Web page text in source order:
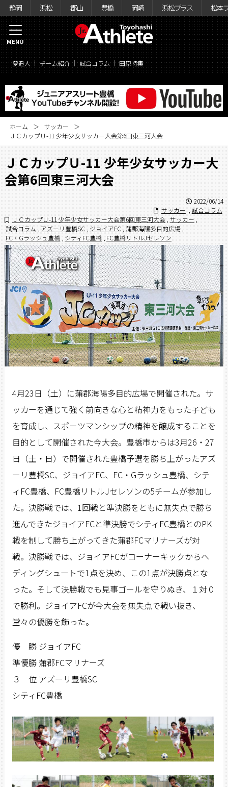
静岡 浜松 郡山 豊橋 岡崎 浜松プラス 松本
夢追人 チーム紹介 試合コラム 田原特集
MENU
ホーム
サッカー
ＪＣカップＵ-11 少年少女サッカー大会第6回東三河大会
ＪＣカップＵ-11 少年少女サッカー大
会第6回東三河大会
2022/06/14
サッカー
試合コラム
ＪＣカップＵ-11 少年少女サッカー大会第6回東三河大会 サッカー
試合コラム
アズーリ豊橋SC ジョイアFC 蒲郡海陽多目的広場
FC・Gラッシュ豊橋 , シティFC豊橋 , FC豊橋リトルJセレソン
4月23日（土）に蒲郡海陽多目的広場で開催された。サ
ッカーを通じて強く前向きな心と精神力をもった子ども
を育成し、スポーツマンシップの精神を醸成することを
目的として開催された今大会。豊橋市からは3月26・27
日（土・日）で開催された豊橋予選を勝ち上がったアズ
ーリ豊橋SC、ジョイアFC、FC・Gラッシュ豊橋、シテ
ィFC豊橋、FC豊橋リトルJセレソンの5チームが参加し
た。決勝戦では、1回戦と準決勝をともに無失点で勝ち
進んできたジョイアFCと準決勝でシティFC豊橋とのPK
戦を制して勝ち上がってきた蒲郡FCマリナーズが対
戦。決勝戦では、ジョイアFCがコーナーキックからヘ
ディングシュートで1点を決め、この1点が決勝点とな
った。そして決勝戦でも見事ゴールを守りぬき、１対０
で勝利。ジョイアFCが今大会を無失点で戦い抜き、
堂々の優勝を飾った。
優 勝 ジョイアFC
準優勝 蒲郡FCマリナーズ
３ 位 アズーリ豊橋SC
シティFC豊橋